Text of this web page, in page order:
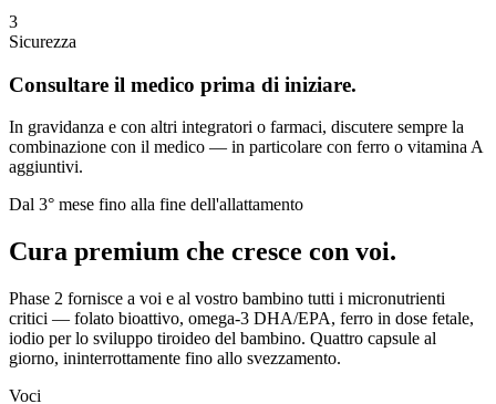
3
Sicurezza
Consultare il medico prima di iniziare.
In gravidanza e con altri integratori o farmaci, discutere sempre la
combinazione con il medico — in particolare con ferro o vitamina A
aggiuntivi.
Dal 3° mese fino alla fine dell'allattamento
Cura premium che cresce con voi.
Phase 2 fornisce a voi e al vostro bambino tutti i micronutrienti
critici — folato bioattivo, omega-3 DHA/EPA, ferro in dose fetale,
iodio per lo sviluppo tiroideo del bambino. Quattro capsule al
giorno, ininterrottamente fino allo svezzamento.
Voci